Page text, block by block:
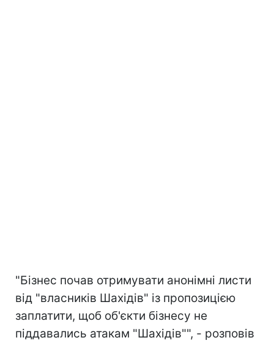
"Бізнес почав отримувати анонімні листи
від "власників Шахідів" із пропозицією
заплатити, щоб об'єкти бізнесу не
піддавались атакам "Шахідів"", - розповів